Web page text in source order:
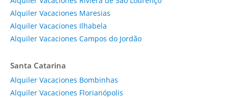
Alquiler Vacaciones Maresias
Alquiler Vacaciones Ilhabela
Alquiler Vacaciones Campos do Jordão
Santa Catarina
Alquiler Vacaciones Bombinhas
Alquiler Vacaciones Florianópolis